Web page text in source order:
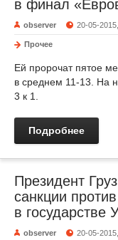
в финал
observer 20-05-
Прочее
Ей пророчат пятое
в среднем 11-13. На
3 к 1.
Подробнее
Президент
санкции
в государстве
observer 20-05-